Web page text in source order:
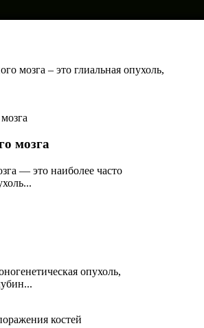
мозга – это глиальная опухоль,
мозга
— это наиболее часто
опухоль,